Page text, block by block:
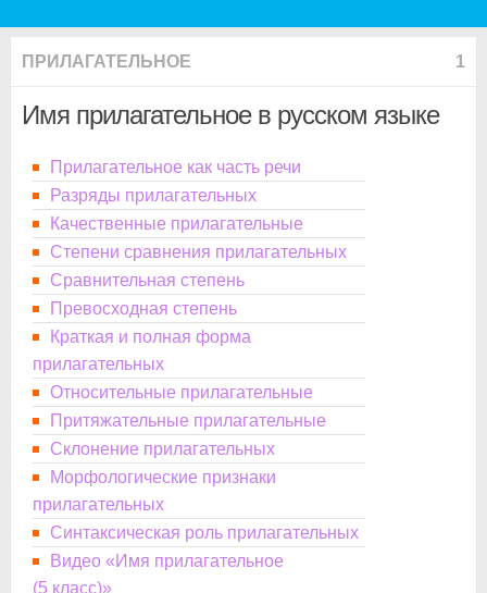
ПРИЛАГАТЕЛЬНОЕ 1
Имя прилагательное в русском языке
Прилагательное как часть речи
Разряды прилагательных
Качественные прилагательные
Степени сравнения прилагательных
Сравнительная степень
Превосходная степень
Краткая и полная форма
прилагательных
Относительные прилагательные
Притяжательные прилагательные
Склонение прилагательных
Морфологические признаки
прилагательных
Синтаксическая роль прилагательных
Видео «Имя прилагательное
(5 класс)»